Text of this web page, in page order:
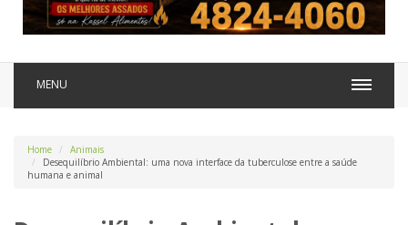
MENU
Home
Animais
Desequilíbrio Ambiental: uma nova interface da tuberculose entre a saúde
humana e animal